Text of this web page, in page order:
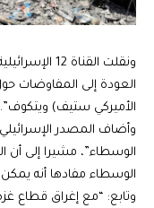
ونقلت
العودة إلى المفاوضات
الأميركي ستيف) ويتكوف”.
وأضاف المصدر
الوسطاء”، مشيرا إلى أن
الوسطاء مفادها أنه
وتابع: “مع إغراق قطاع